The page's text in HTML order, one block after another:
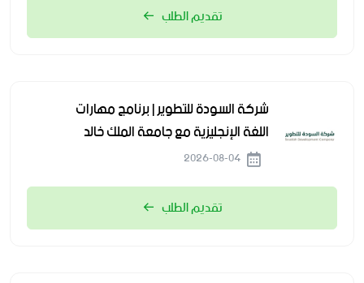
تقديم الطلب
شركة السودة للتطوير | برنامج مهارات
اللغة الإنجليزية مع جامعة الملك خالد
تقديم الطلب